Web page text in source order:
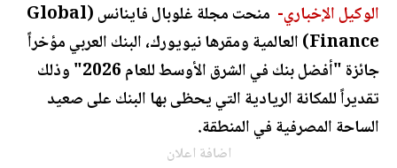
الوكيل الإخباري-
منحت مجلة غلوبال فاينانس (Global
Finance) العالمية ومقرها نيويورك، البنك العربي مؤخراً
جائزة "أفضل بنك في الشرق الأوسط للعام 2026" وذلك
تقديراً للمكانة الريادية التي يحظى بها البنك على صعيد
الساحة المصرفية في المنطقة.
اضافة اعلان